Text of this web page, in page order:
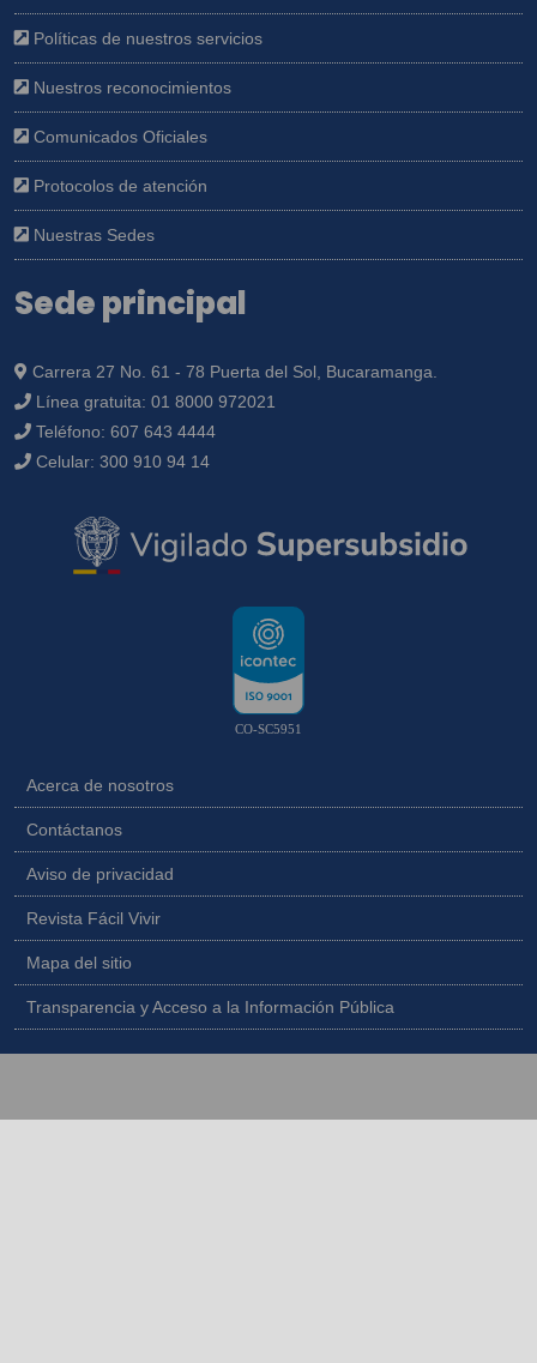
Políticas de nuestros servicios
Nuestros reconocimientos
Comunicados Oficiales
Protocolos de atención
Nuestras Sedes
Sede principal
Carrera 27 No. 61 - 78 Puerta del Sol, Bucaramanga.
Línea gratuita: 01 8000 972021
Teléfono: 607 643 4444
Celular: 300 910 94 14
CO-SC5951
Acerca de nosotros
Contáctanos
Aviso de privacidad
Revista Fácil Vivir
Mapa del sitio
Transparencia y Acceso a la Información Pública